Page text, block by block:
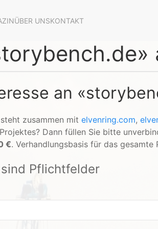
ÜBER UNSKONTAKT
an
steht zusammen mit elvenring.com,
Dann füllen Sie bitte
€. Verhandlungsbasis für das gesamte
Pflichtfelder